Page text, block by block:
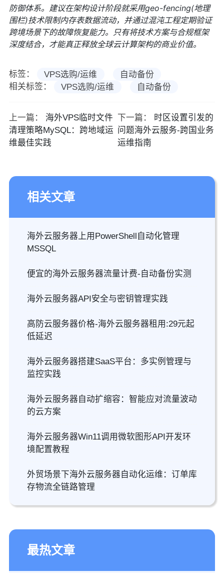
防御体系。建议在架构设计阶段就采用geo-fencing(地理
围栏)技术限制内存表数据流动，并通过混沌工程定期验证
跨境场景下的故障恢复能力。只有将技术方案与合规框架
深度结合，才能真正释放全球云计算架构的商业价值。
标签： VPS选购/运维
自动备份
相关标签：
VPS选购/运维 自动备份
上一篇：
海外VPS临时文件
清理策略MySQL：跨地域运
维最佳实践
下一篇：
时区设置引发的
问题海外云服务-跨国业务
运维指南
相关文章
海外云服务器上用PowerShell自动化管理
MSSQL
便宜的海外云服务器流量计费-自动备份实测
海外云服务器API安全与密钥管理实践
高防云服务器价格-海外云服务器租用:29元起
低延迟
海外云服务器搭建SaaS平台：多实例管理与
监控实践
海外云服务器自动扩缩容：智能应对流量波动
的云方案
海外云服务器Win11调用微软图形API开发环
境配置教程
外贸场景下海外云服务器自动化运维：订单库
存物流全链路管理
最热文章